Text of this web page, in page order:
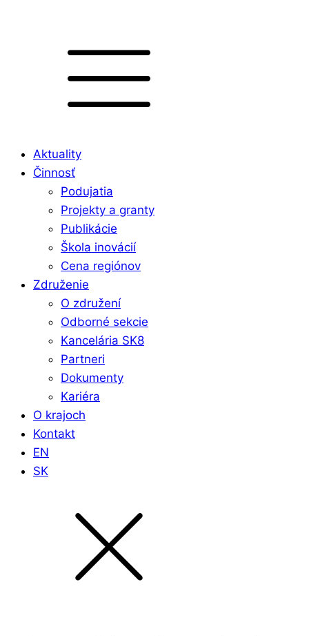
Aktuality
Činnosť
Podujatia
Projekty a granty
Publikácie
Škola inovácií
Cena regiónov
Združenie
O združení
Odborné sekcie
Kancelária SK8
Partneri
Dokumenty
Kariéra
O krajoch
Kontakt
EN
SK